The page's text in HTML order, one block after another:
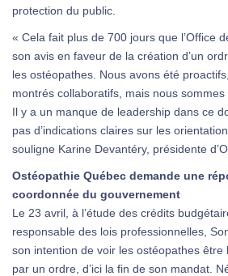
protection du public.
« Cela fait plus de 700 jours que l’Office
son avis en faveur de la création d’un
les ostéopathes. Nous avons été
montrés collaboratifs, mais nous sommes
Il y a un manque de leadership dans ce
pas d’indications claires sur les
souligne Karine Devantéry, présidente
Ostéopathie Québec demande une
coordonnée du gouvernement
Le 23 avril, à l’étude des crédits
responsable des lois professionnelles,
son intention de voir les ostéopathes être
par un ordre, d’ici la fin de son mandat.